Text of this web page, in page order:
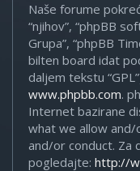
Naše forume
“njihov”, “phpBB
Grupa”, “phpBB
bilten board idat
daljem tekstu
www.phpbb.com.
Internet bazirane
what we allow
and/or conduct. Za
pogledajte: http://